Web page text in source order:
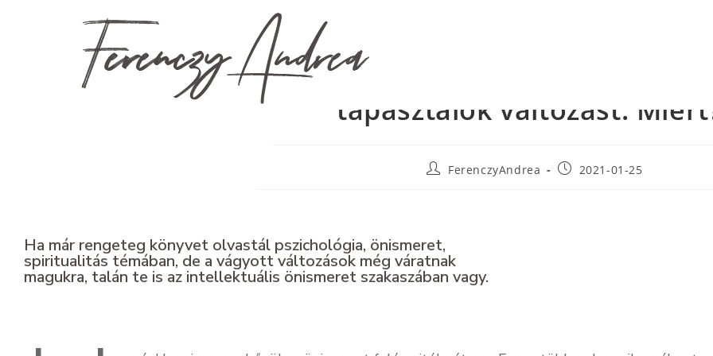
„Tudom, milyen minták
párkapcsolataimra, mégsem
tapasztalok változást.
FerenczyAndrea 2021-01-25
Ha már rengeteg könyvet olvastál pszichológia, önismeret,
spiritualitás témában, de a vágyott változások még váratnak
magukra, talán te is az intellektuális önismeret szakaszában vagy.